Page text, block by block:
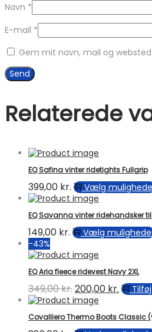
Navn *
E-mail *
Gem mit navn, mail og
Relaterede
EQ Safina vinter ridetights Fullgrip
399,00 kr. Vælg
EQ Savanna vinter ridehandsker
149,00 kr. Vælg
-43%
EQ Aria fleece ridevest Navy 2XL
349,00kr. Den
oprindelige
var:
200,00 kr. Den
aktuelle
er:
Covalliero Thermo Boots Classic